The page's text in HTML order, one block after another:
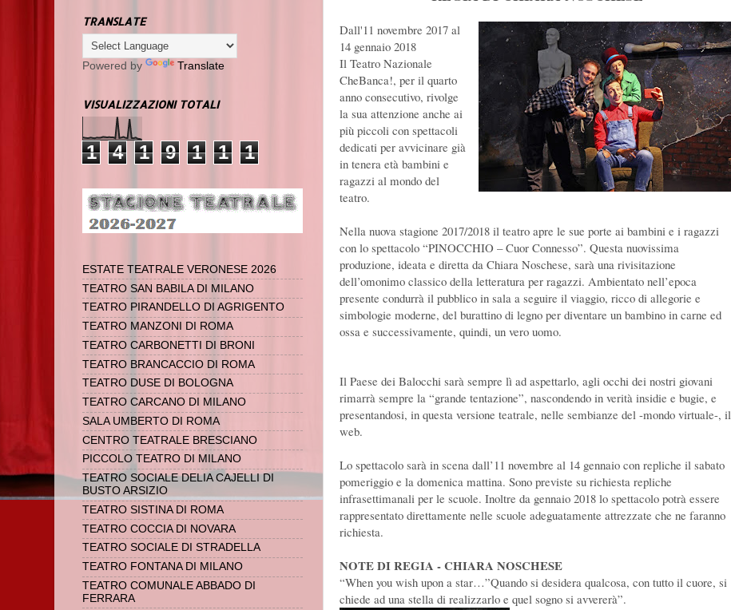
Dall'11 novembre 2017 al
14 gennaio 2018
Il Teatro Nazionale
CheBanca!, per il quarto
anno consecutivo, rivolge
la sua attenzione anche ai
più piccoli con spettacoli
dedicati per avvicinare già
in tenera età bambini e
ragazzi al mondo del
teatro.
Nella nuova stagione 2017/2018 il teatro apre le sue porte ai bambini e i ragazzi
con lo spettacolo “PINOCCHIO – Cuor Connesso”. Questa nuovissima
produzione, ideata e diretta da Chiara Noschese, sarà una rivisitazione
dell’omonimo classico della letteratura per ragazzi. Ambientato nell’epoca
presente condurrà il pubblico in sala a seguire il viaggio, ricco di allegorie e
simbologie moderne, del burattino di legno per diventare un bambino in carne ed
ossa e successivamente, quindi, un vero uomo.
Il Paese dei Balocchi sarà sempre lì ad aspettarlo, agli occhi dei nostri giovani
rimarrà sempre la “grande tentazione”, nascondendo in verità insidie e bugie, e
presentandosi, in questa versione teatrale, nelle sembianze del -mondo virtuale-, il
web.
Lo spettacolo sarà in scena dall’11 novembre al 14 gennaio con repliche il sabato
pomeriggio e la domenica mattina. Sono previste su richiesta repliche
infrasettimanali per le scuole. Inoltre da gennaio 2018 lo spettacolo potrà essere
rappresentato direttamente nelle scuole adeguatamente attrezzate che ne faranno
richiesta.
NOTE DI REGIA - CHIARA NOSCHESE
“When you wish upon a star…”Quando si desidera qualcosa, con tutto il cuore, si
chiede ad una stella di realizzarlo e quel sogno si avvererà”.
TRANSLATE
Powered by Translate
VISUALIZZAZIONI TOTALI
1 4 1 9 1 1 1
ESTATE TEATRALE VERONESE 2026
TEATRO SAN BABILA DI MILANO
TEATRO PIRANDELLO DI AGRIGENTO
TEATRO MANZONI DI ROMA
TEATRO CARBONETTI DI BRONI
TEATRO BRANCACCIO DI ROMA
TEATRO DUSE DI BOLOGNA
TEATRO CARCANO DI MILANO
SALA UMBERTO DI ROMA
CENTRO TEATRALE BRESCIANO
PICCOLO TEATRO DI MILANO
TEATRO SOCIALE DELIA CAJELLI DI
BUSTO ARSIZIO
TEATRO SISTINA DI ROMA
TEATRO COCCIA DI NOVARA
TEATRO SOCIALE DI STRADELLA
TEATRO FONTANA DI MILANO
TEATRO COMUNALE ABBADO DI
FERRARA